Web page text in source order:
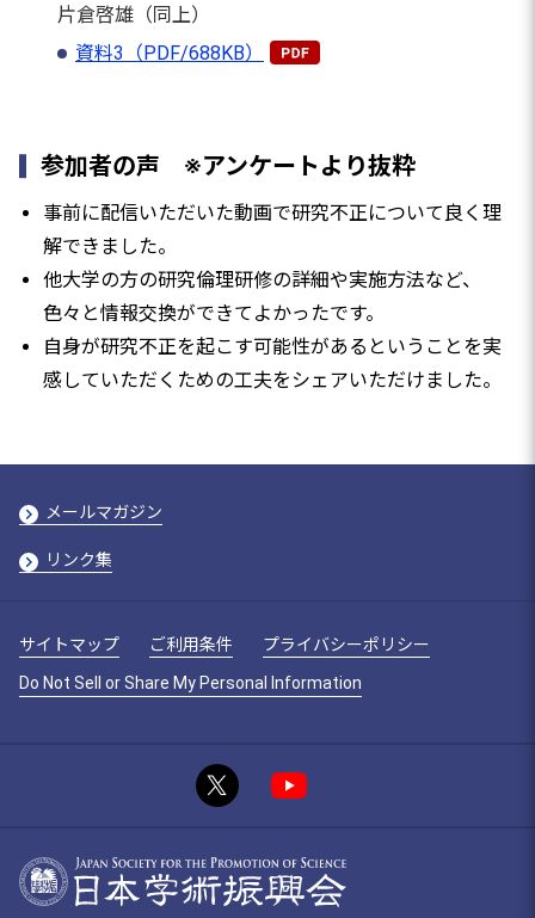
片倉啓雄（同上）
資料3（PDF/688KB）
参加者の声 ※アンケートより抜粋
事前に配信いただいた動画で研究不正について良く理
解できました。
他大学の方の研究倫理研修の詳細や実施方法など、
色々と情報交換ができてよかったです。
自身が研究不正を起こす可能性があるということを実
感していただくための工夫をシェアいただけました。
メールマガジン
リンク集
サイトマップ ご利用条件
プライバシーポリシー
Do Not Sell or Share My Personal Information